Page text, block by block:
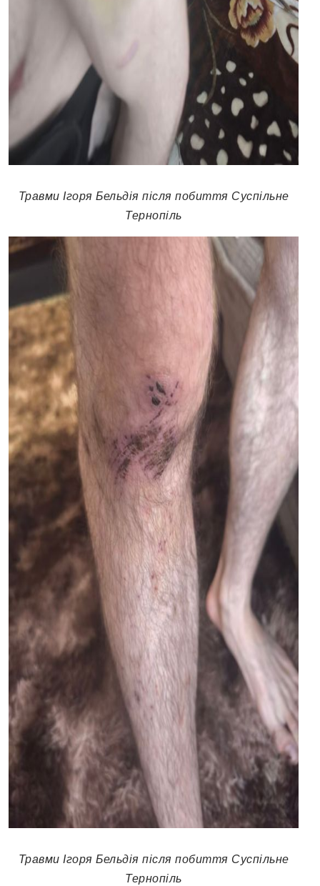
Травми Ігоря Бельдія після побиття Суспільне
Тернопіль
Травми Ігоря Бельдія після побиття Суспільне
Тернопіль